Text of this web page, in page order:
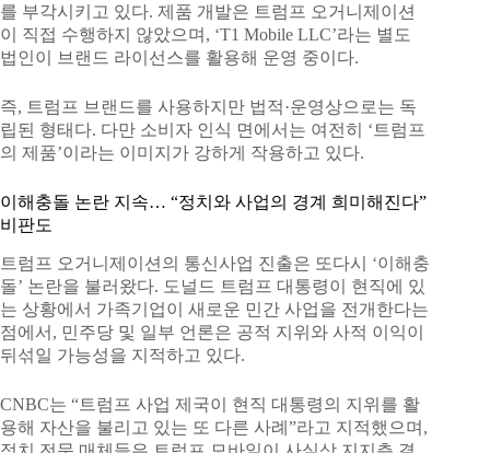
를 부각시키고 있다. 제품 개발은 트럼프 오거니제이션
이 직접 수행하지 않았으며, ‘T1 Mobile LLC’라는 별도
법인이 브랜드 라이선스를 활용해 운영 중이다.
즉, 트럼프 브랜드를 사용하지만 법적·운영상으로는 독
립된 형태다. 다만 소비자 인식 면에서는 여전히 ‘트럼프
의 제품’이라는 이미지가 강하게 작용하고 있다.
이해충돌 논란 지속… “정치와 사업의 경계 희미해진다”
비판도
트럼프 오거니제이션의 통신사업 진출은 또다시 ‘이해충
돌’ 논란을 불러왔다. 도널드 트럼프 대통령이 현직에 있
는 상황에서 가족기업이 새로운 민간 사업을 전개한다는
점에서, 민주당 및 일부 언론은 공적 지위와 사적 이익이
뒤섞일 가능성을 지적하고 있다.
CNBC는 “트럼프 사업 제국이 현직 대통령의 지위를 활
용해 자산을 불리고 있는 또 다른 사례”라고 지적했으며,